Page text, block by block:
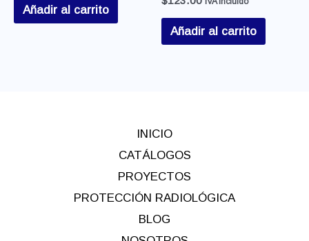
Añadir al carrito
Añadir al carrito
INICIO
CATÁLOGOS
PROYECTOS
PROTECCIÓN RADIOLÓGICA
BLOG